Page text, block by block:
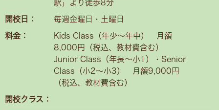
駅」より徒歩8分
開校日： 毎週金曜日・土曜日
料金：
Kids Class（年少〜年中） 月額
8,000円（税込、教材費含む）
Junior Class（年長～小1）・Senior
Class（小2〜小3） 月額9,000円
（税込、教材費含む）
開校クラス：